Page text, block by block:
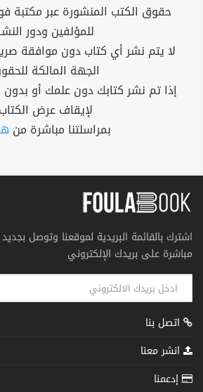
حقوق الكتب المنشورة عبر مكتبة
للمؤلفين ودور
لا يتم نشر أي كتاب دون موافقة
الجهة المالكة
إذا تم نشر كتابك دون علمك أو بدون
لإيقاف عرض الكتاب
بمراسلتنا مباشرة من
اشترك بالقائمة البريدية لموقعنا وتوصل
مباشرة على بريدك الإلكتروني
اتصل بنا
انشر معنا
إدعمنا